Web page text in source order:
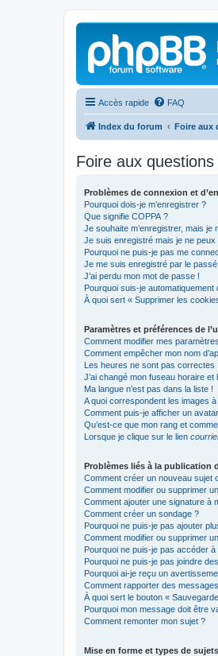
Accès rapide FAQ
Index du forum Foire aux
Foire aux
Problèmes de connexion et
Pourquoi dois-je m’enregistrer ?
Que signifie COPPA ?
Je souhaite m’enregistrer, mais je
Je suis enregistré mais je ne
Pourquoi ne puis-je pas me
Je me suis enregistré par le
J’ai perdu mon mot de passe !
Pourquoi suis-je automatiquement
À quoi sert « Supprimer les
Paramètres et préférences de
Comment modifier mes
Comment empêcher mon nom
Les heures ne sont pas correctes !
J’ai changé mon fuseau horaire
Ma langue n’est pas dans la liste !
A quoi correspondent les images
Comment puis-je afficher un
Qu’est-ce que mon rang et
Lorsque je clique sur le lien courriel
Problèmes liés à la publication
Comment créer un nouveau sujet
Comment modifier ou supprimer
Comment ajouter une signature à
Comment créer un sondage ?
Pourquoi ne puis-je pas ajouter
Comment modifier ou supprimer
Pourquoi ne puis-je pas accéder à
Pourquoi ne puis-je pas joindre
Pourquoi ai-je reçu un
Comment rapporter des
À quoi sert le bouton «
Pourquoi mon message doit être
Comment remonter mon sujet ?
Mise en forme et types de sujets